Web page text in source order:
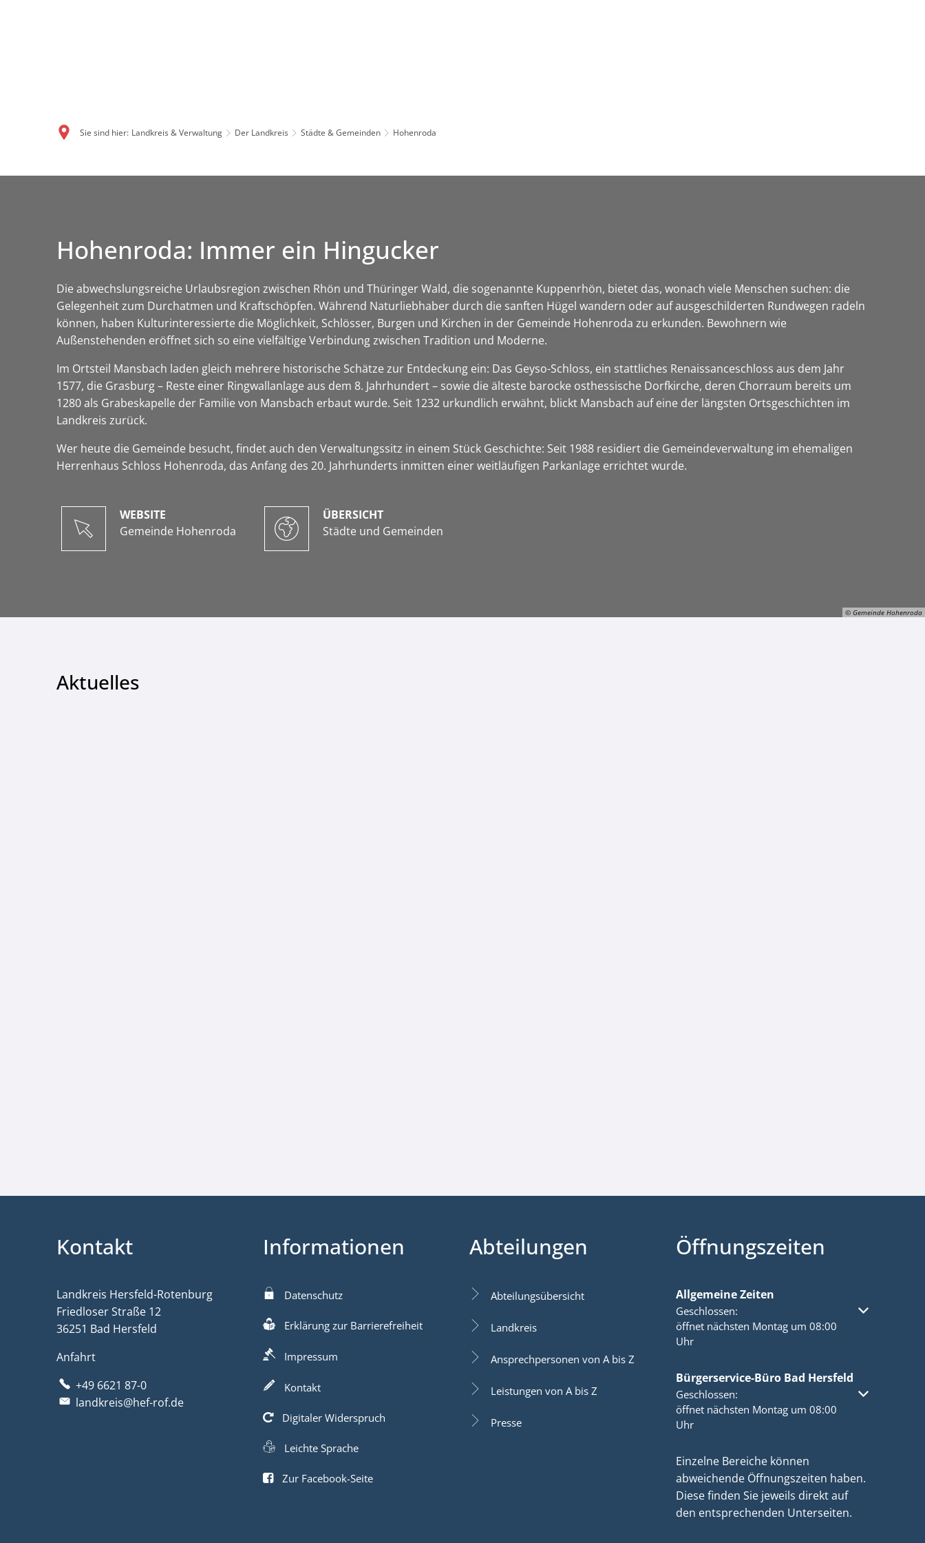
Sie sind hier: Landkreis & Verwaltung Der Landkreis Städte & Gemeinden Hohenroda
© Gemeinde Hohenroda
Hohenroda: Immer ein Hingucker
Die abwechslungsreiche Urlaubsregion zwischen Rhön und Thüringer Wald, die sogenannte Kuppenrhön, bietet das, wonach viele Menschen suchen: die
Gelegenheit zum Durchatmen und Kraftschöpfen. Während Naturliebhaber durch die sanften Hügel wandern oder auf ausgeschilderten Rundwegen radeln
können, haben Kulturinteressierte die Möglichkeit, Schlösser, Burgen und Kirchen in der Gemeinde Hohenroda zu erkunden. Bewohnern wie
Außenstehenden eröffnet sich so eine vielfältige Verbindung zwischen Tradition und Moderne.
Im Ortsteil Mansbach laden gleich mehrere historische Schätze zur Entdeckung ein: Das Geyso-Schloss, ein stattliches Renaissanceschloss aus dem Jahr
1577, die Grasburg – Reste einer Ringwallanlage aus dem 8. Jahrhundert – sowie die älteste barocke osthessische Dorfkirche, deren Chorraum bereits um
1280 als Grabeskapelle der Familie von Mansbach erbaut wurde. Seit 1232 urkundlich erwähnt, blickt Mansbach auf eine der längsten Ortsgeschichten im
Landkreis zurück.
Wer heute die Gemeinde besucht, findet auch den Verwaltungssitz in einem Stück Geschichte: Seit 1988 residiert die Gemeindeverwaltung im ehemaligen
Herrenhaus Schloss Hohenroda, das Anfang des 20. Jahrhunderts inmitten einer weitläufigen Parkanlage errichtet wurde.
WEBSITE
Gemeinde Hohenroda
ÜBERSICHT
Städte und Gemeinden
Aktuelles
Kontakt
Landkreis Hersfeld-Rotenburg
Friedloser Straße 12
36251 Bad Hersfeld
Anfahrt
+49 6621 87-0
landkreis@hef-rof.de
Informationen
Datenschutz
Erklärung zur Barrierefreiheit
Impressum
Kontakt
Digitaler Widerspruch
Leichte Sprache
Zur Facebook-Seite
Abteilungen
Abteilungsübersicht
Landkreis
Ansprechpersonen von A bis Z
Leistungen von A bis Z
Presse
Öffnungszeiten
Allgemeine Zeiten
Klicken, um weitere Öffnungs- oder Schließzeiten
Geschlossen:
öffnet nächsten Montag um 08:00
Uhr
Bürgerservice-Büro Bad Hersfeld
Klicken, um weitere Öffnungs- oder Schließzeiten
Geschlossen:
öffnet nächsten Montag um 08:00
Uhr
Einzelne Bereiche können
abweichende Öffnungszeiten haben.
Diese finden Sie jeweils direkt auf
den entsprechenden Unterseiten.